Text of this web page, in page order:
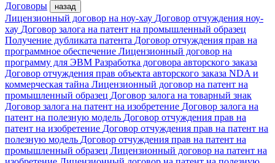
Договоры
назад
Лицензионный договор на ноу-хау Договор отчуждения ноу-
хау Договор залога на патент на промышленный образец
Получение дубликата патента Договор отчуждения прав на
программное обеспечение Лицензионный договор на
программу для ЭВМ Разработка договора авторского заказа
Договор отчуждения прав объекта авторского заказа NDA и
коммерческая тайна Лицензионный договор на патент на
промышленный образец Договор залога на товарный знак
Договор залога на патент на изобретение Договор залога на
патент на полезную модель Договор отчуждения прав на
патент на изобретение Договор отчуждения прав на патент на
полезную модель Договор отчуждения прав на патент на
промышленный образец Лицензионный договор на патент на